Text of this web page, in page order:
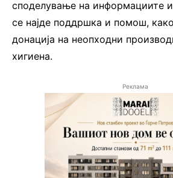
споделување на информациите
се најде поддршка и помош,
донација на неопходни
хигиена.
Реклама